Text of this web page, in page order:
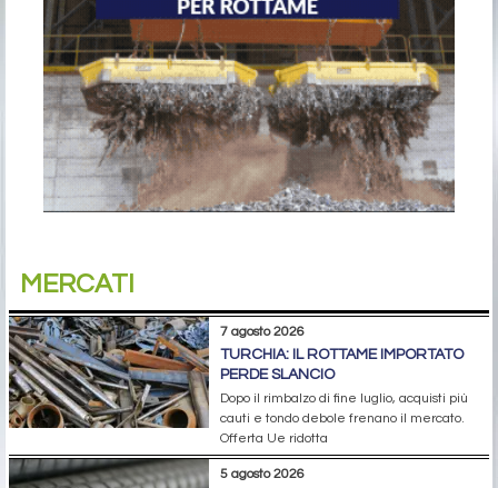
MERCATI
7 agosto 2026
TURCHIA: IL ROTTAME IMPORTATO
PERDE SLANCIO
Dopo il rimbalzo di fine luglio, acquisti più
cauti e tondo debole frenano il mercato.
Offerta Ue ridotta
5 agosto 2026